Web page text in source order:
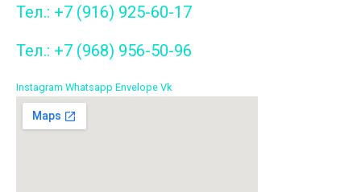
Тел.: +7 (916) 925-60-17
Тел.: +7 (968) 956-50-96
Instagram Whatsapp Envelope Vk